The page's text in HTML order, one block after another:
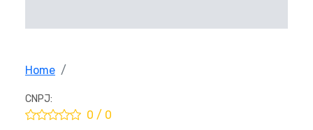
Home
CNPJ:
0 / 0